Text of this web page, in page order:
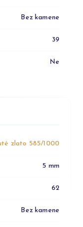
Bez kamene
39
Ne
zlato 585/1000
5 mm
62
Bez kamene